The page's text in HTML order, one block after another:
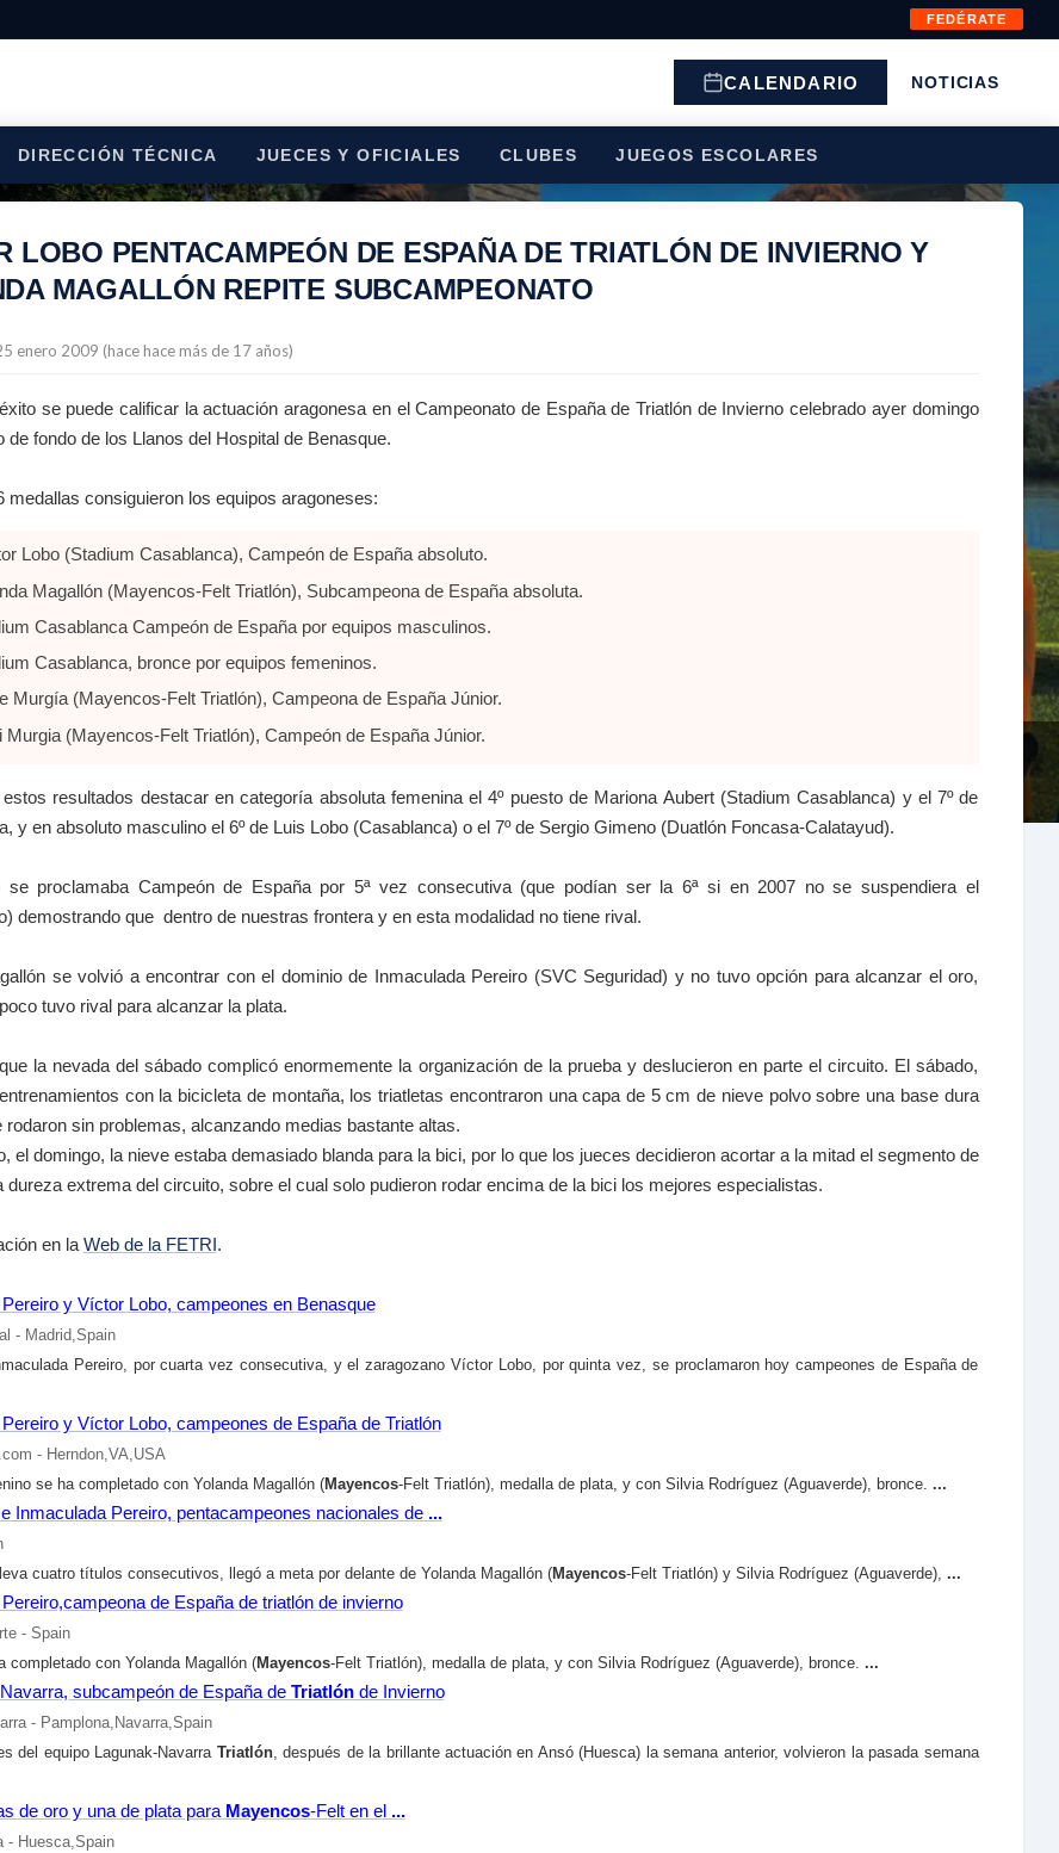
FEDÉRATE
CALENDARIO NOTICIAS
DIRECCIÓN TÉCNICA JUECES Y OFICIALES CLUBES JUEGOS ESCOLARES
LOBO PENTACAMPEÓN DE ESPAÑA DE TRIATLÓN DE INVIERNO Y
MAGALLÓN REPITE SUBCAMPEONATO
enero 2009 (hace hace más de 17 años)
se puede calificar la actuación aragonesa en el Campeonato de España de Triatlón de Invierno celebrado ayer domingo
de fondo de los Llanos del Hospital de Benasque.
medallas consiguieron los equipos aragoneses:
Lobo (Stadium Casablanca), Campeón de España absoluto.
Magallón (Mayencos-Felt Triatlón), Subcampeona de España absoluta.
Casablanca Campeón de España por equipos masculinos.
Casablanca, bronce por equipos femeninos.
Murgía (Mayencos-Felt Triatlón), Campeona de España Júnior.
Murgia (Mayencos-Felt Triatlón), Campeón de España Júnior.
resultados destacar en categoría absoluta femenina el 4º puesto de Mariona Aubert (Stadium Casablanca) y el 7º de
y en absoluto masculino el 6º de Luis Lobo (Casablanca) o el 7º de Sergio Gimeno (Duatlón Foncasa-Calatayud).
se proclamaba Campeón de España por 5ª vez consecutiva (que podían ser la 6ª si en 2007 no se suspendiera el
demostrando que dentro de nuestras frontera y en esta modalidad no tiene rival.
se volvió a encontrar con el dominio de Inmaculada Pereiro (SVC Seguridad) y no tuvo opción para alcanzar el oro,
tuvo rival para alcanzar la plata.
la nevada del sábado complicó enormemente la organización de la prueba y deslucieron en parte el circuito. El sábado,
con la bicicleta de montaña, los triatletas encontraron una capa de 5 cm de nieve polvo sobre una base dura
rodaron sin problemas, alcanzando medias bastante altas.
el domingo, la nieve estaba demasiado blanda para la bici, por lo que los jueces decidieron acortar a la mitad el segmento de
dureza extrema del circuito, sobre el cual solo pudieron rodar encima de la bici los mejores especialistas.
en la Web de la FETRI.
y Víctor Lobo, campeones en Benasque
- Madrid,Spain
Pereiro, por cuarta vez consecutiva, y el zaragozano Víctor Lobo, por quinta vez, se proclamaron hoy campeones de España de
y Víctor Lobo, campeones de España de Triatlón
- Herndon,VA,USA
se ha completado con Yolanda Magallón (Mayencos-Felt Triatlón), medalla de plata, y con Silvia Rodríguez (Aguaverde), bronce. ...
Inmaculada Pereiro, pentacampeones nacionales de ...
cuatro títulos consecutivos, llegó a meta por delante de Yolanda Magallón (Mayencos-Felt Triatlón) y Silvia Rodríguez (Aguaverde), ...
de España de triatlón de invierno
- Spain
completado con Yolanda Magallón (Mayencos-Felt Triatlón), medalla de plata, y con Silvia Rodríguez (Aguaverde), bronce. ...
subcampeón de España de Triatlónde Invierno
- Pamplona,Navarra,Spain
del equipo Lagunak-Navarra Triatlón, después de la brillante actuación en Ansó (Huesca) la semana anterior, volvieron la pasada semana
de oro y una de plata para Mayencos-Felt en el ...
- Huesca,Spain